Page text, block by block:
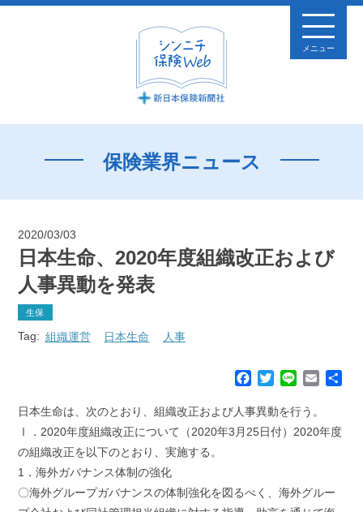
メニュー
保険業界ニュース
2020/03/03
日本生命、2020年度組織改正および
人事異動を発表
生保
Tag: 組織運営 日本生命 人事
c
e
k
T
i
t
n
e
E
i
日本生命は、次のとおり、組織改正および人事異動を行う。
Ⅰ．2020年度組織改正について（2020年3月25日付）2020年度
の組織改正を以下のとおり、実施する。
1．海外ガバナンス体制の強化
〇海外グループガバナンスの体制強化を図るべく、海外グルー